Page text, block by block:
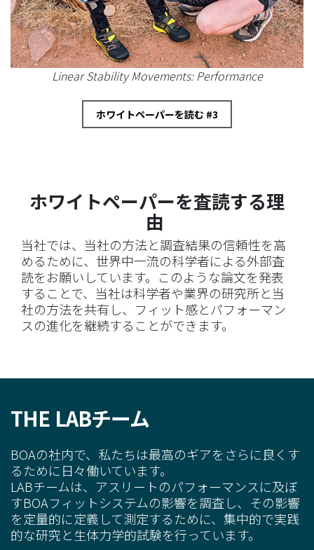
Linear Stability Movements: Performance
ホワイトペーパーを読む #3
ホワイトペーパーを査読する理
由
当社では、当社の方法と調査結果の信頼性を高
めるために、世界中一流の科学者による外部査
読をお願いしています。このような論文を発表
することで、当社は科学者や業界の研究所と当
社の方法を共有し、フィット感とパフォーマン
スの進化を継続することができます。
THE LABチーム
BOAの社内で、私たちは最高のギアをさらに良くす
るために日々働いています。
LABチームは、 アスリートのパフォーマンスに及ぼ
すBOAフィットシステムの影響を調査し、その影響
を定量的に定義して測定するために、集中的で実践
的な研究と生体力学的試験を行っています。